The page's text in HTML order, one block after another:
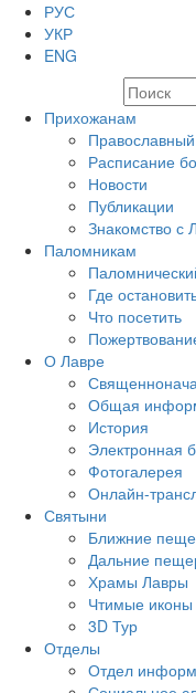
РУС
УКР
ENG
Прихожанам
Расписание
Новости
Публикации
Знакомство с
Паломникам
Где
Что посетить
О Лавре
Общая
История
Электронная
Фотогалерея
Онлайн-
Святыни
Ближние
Дальние
Храмы Лавры
Чтимые иконы
3D Тур
Отделы
Отдел